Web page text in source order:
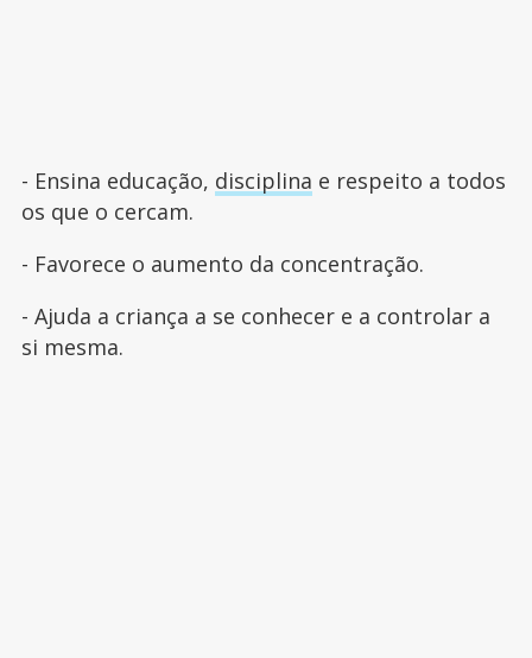
- Ensina educação, disciplina e respeito a todos
os que o cercam.
- Favorece o aumento da concentração.
- Ajuda a criança a se conhecer e a controlar a
si mesma.